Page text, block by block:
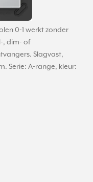
0-1 werkt zonder
, dim- of
Slagvast,
Serie: A-range, kleur: